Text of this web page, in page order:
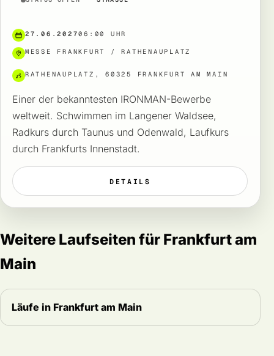
27.06.202706:00 UHR
MESSE FRANKFURT / RATHENAUPLATZ
RATHENAUPLATZ, 60325 FRANKFURT AM MAIN
Einer der bekanntesten IRONMAN-Bewerbe
weltweit. Schwimmen im Langener Waldsee,
Radkurs durch Taunus und Odenwald, Laufkurs
durch Frankfurts Innenstadt.
DETAILS
Weitere Laufseiten für Frankfurt am
Main
Läufe in Frankfurt am Main